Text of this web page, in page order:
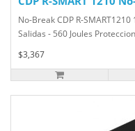
No-Break CDP R-
Salidas - 560 Joules Proteccion
$3,367